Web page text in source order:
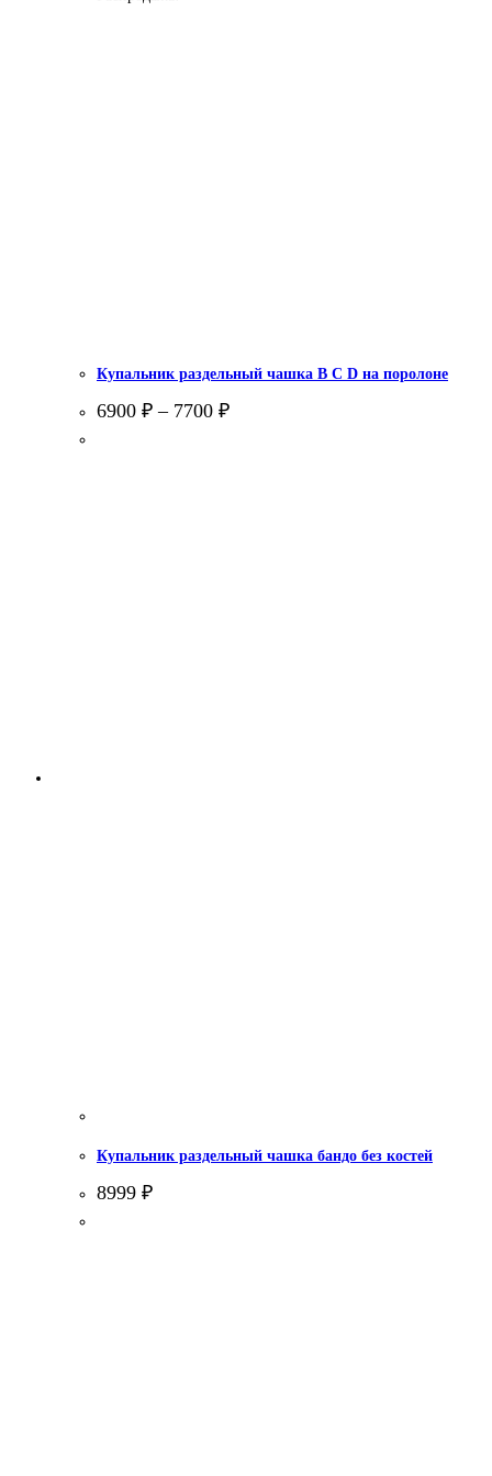
Купальник раздельный чашка В С D на поролоне
6900 ₽ – 7700 ₽
Купальник раздельный чашка бандо без костей
8999 ₽